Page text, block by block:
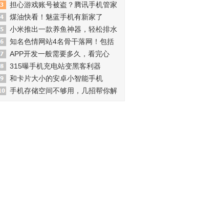
担心游戏账号被盗？腾讯手机管家
煤油快看！魅蓝手机有新家了
小米推出一款养鱼神器，轻松排水
知名色情网站4名骨干落网！包括
APP开发一般需要多久，看完心
315曝手机充电站变黑客利器
和卡片大小的安卓小智能手机
手机存储空间不够用，几招帮你解